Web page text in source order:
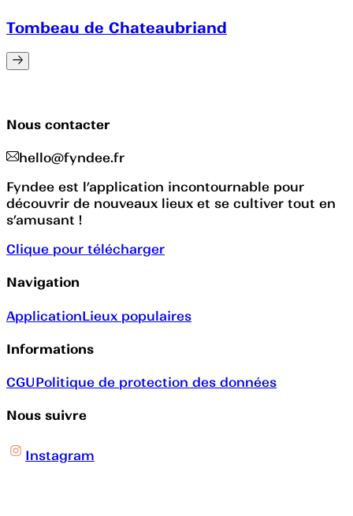
Tombeau de Chateaubriand
Nous contacter
hello@fyndee.fr
Fyndee est l’application incontournable pour
découvrir de nouveaux lieux et se cultiver tout en
s’amusant !
Clique pour télécharger
Navigation
ApplicationLieux populaires
Informations
CGUPolitique de protection des données
Nous suivre
Instagram